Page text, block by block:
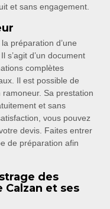
et sans engagement.
préparation d’une
s’agit d’un document
complètes
Il est possible de
Sa prestation
et sans
vous pouvez
devis. Faites entrer
de préparation afin
des
et ses